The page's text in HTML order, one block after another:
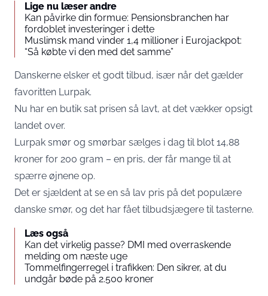
Lige nu læser andre
Kan påvirke din formue: Pensionsbranchen har
fordoblet investeringer i dette
Muslimsk mand vinder 1,4 millioner i Eurojackpot:
“Så købte vi den med det samme”
Danskerne elsker et godt tilbud, især når det gælder
favoritten Lurpak.
Nu har en butik sat prisen så lavt, at det vækker opsigt
landet over.
Lurpak smør og smørbar sælges i dag til blot 14,88
kroner for 200 gram – en pris, der får mange til at
spærre øjnene op.
Det er sjældent at se en så lav pris på det populære
danske smør, og det har fået tilbudsjægere til tasterne.
Læs også
Kan det virkelig passe? DMI med overraskende
melding om næste uge
Tommelfingerregel i trafikken: Den sikrer, at du
undgår bøde på 2.500 kroner